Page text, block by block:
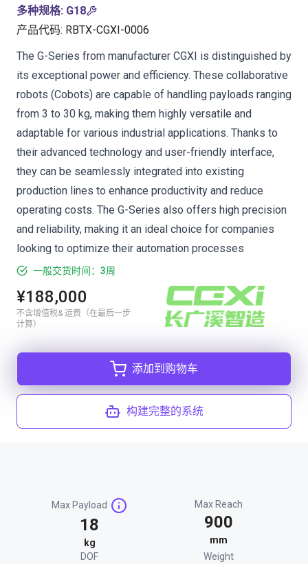
多种规格: G18
产品代码: RBTX-CGXI-0006
The G-Series from manufacturer CGXI is distinguished by
its exceptional power and efficiency. These collaborative
robots (Cobots) are capable of handling payloads ranging
from 3 to 30 kg, making them highly versatile and
adaptable for various industrial applications. Thanks to
their advanced technology and user-friendly interface,
they can be seamlessly integrated into existing
production lines to enhance productivity and reduce
operating costs. The G-Series also offers high precision
and reliability, making it an ideal choice for companies
looking to optimize their automation processes
一般交货时间：3周
¥188,000
不含增值税& 运费（在最后一步
计算）
添加到购物车
构建完整的系统
Max Payload
18
kg
Max Reach
900
mm
DOF
Weight